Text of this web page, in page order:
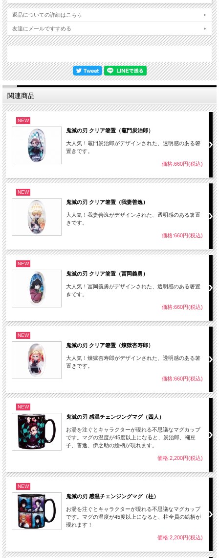
返品についての詳細はこちら
友達にメールですすめる
関連商品
NEW
鬼滅の刃 クリア箸置（竈門炭治郎）
大人気！竈門炭治郎がデザインされた、透明感のある箸
置きです。
価格:660円(税込)
NEW
鬼滅の刃 クリア箸置（我妻善逸）
大人気！我妻善逸がデザインされた、透明感のある箸置
きです。
価格:660円(税込)
NEW
鬼滅の刃 クリア箸置（冨岡義勇）
大人気！冨岡義勇がデザインされた、透明感のある箸置
きです。
価格:660円(税込)
NEW
鬼滅の刃 クリア箸置（煉獄杏寿郎）
大人気！煉獄杏寿郎がデザインされた、透明感のある箸
置きです。
価格:660円(税込)
NEW
鬼滅の刃 感温チェンジングマグ（四人）
お湯を注ぐとキャラクターが現れる不思議なマグカップ
です。マグの温度が45度以上になると、炭治郎、禰豆
子、善逸、伊之助の絵柄が現れます。
価格:2,200円(税込)
NEW
鬼滅の刃 感温チェンジングマグ（柱）
お湯を注ぐとキャラクターが現れる不思議なマグカップ
です。マグの温度が45度以上になると、柱全員の絵柄が
現れます！
価格:2,200円(税込)